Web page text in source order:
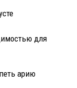
для
арию